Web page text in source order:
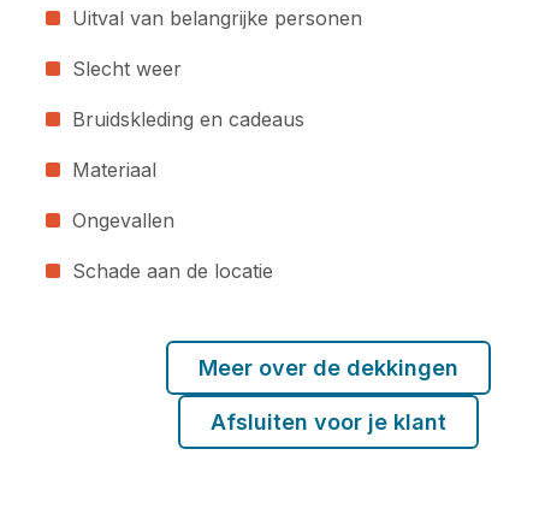
Uitval van belangrijke personen
Slecht weer
Bruidskleding en cadeaus
Materiaal
Ongevallen
Schade aan de locatie
Meer over de dekkingen
Afsluiten voor je klant